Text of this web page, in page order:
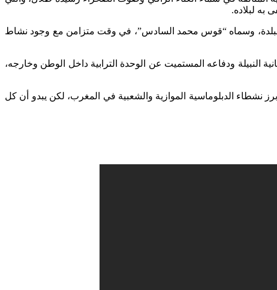
به لبلاده.
سنة 1999، حيث نصب قوسا تقليديا مغربيا في مدخل البلدة، وسماه “قوس محمد السادس”، في وقت متزامن مع وجود نشاط
النبيلة ودفاعه المستميت عن الوحدة الترابية داخل الوطن وخارجه،
نشطاء الدبلوماسية الموازية والشعبية في المغرب، لكن يبدو أن كل